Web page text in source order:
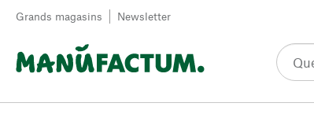
Passer au contenu
Grands magasins Newsletter